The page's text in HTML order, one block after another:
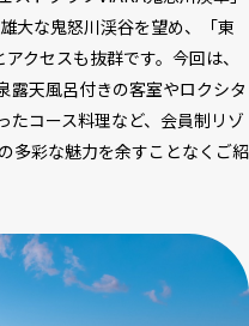
大な鬼怒川渓谷を望め、「東
クセスも抜群です。今回は、
露天風呂付きの客室やロクシタ
たコース料理など、会員制リゾ
多彩な魅力を余すことなくご紹